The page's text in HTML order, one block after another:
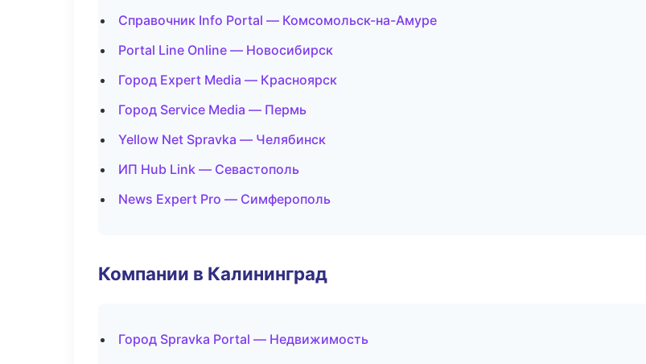
Справочник Info Portal — Комсомольск-на-Амуре
Portal Line Online — Новосибирск
Город Expert Media — Красноярск
Город Service Media — Пермь
Yellow Net Spravka — Челябинск
ИП Hub Link — Севастополь
News Expert Pro — Симферополь
Компании в Калининград
Город Spravka Portal — Недвижимость